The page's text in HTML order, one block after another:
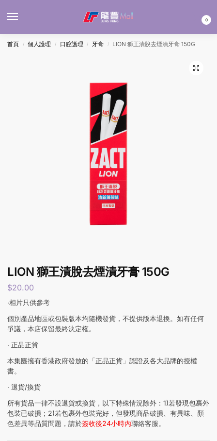
0
首頁 / 個人護理 / 口腔護理 / 牙膏 / LION 獅王漬脫去煙漬牙膏 150G
LION 獅王漬脫去煙漬牙膏 150G
$20.00
‧相片只供參考
個別產品地區或包裝版本均隨機發貨，不提供版本退換。如有任何
爭議，本店保留最終決定權。
‧ 正品正貨
本集團擁有香港政府發放的「正品正貨」認證及各大品牌的授權
書。
‧ 退貨/換貨
所有貨品一律不設退貨或換貨，以下特殊情況除外：1)若發現包裹外
包裝已破損；2)若包裹外包裝完好，但發現商品破損、有異味、顏
色差異等品質問題，請於簽收後24小時內聯絡客服。